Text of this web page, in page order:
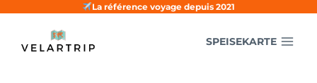
springen
La référence voyage depuis 2021
SPEISEKARTE